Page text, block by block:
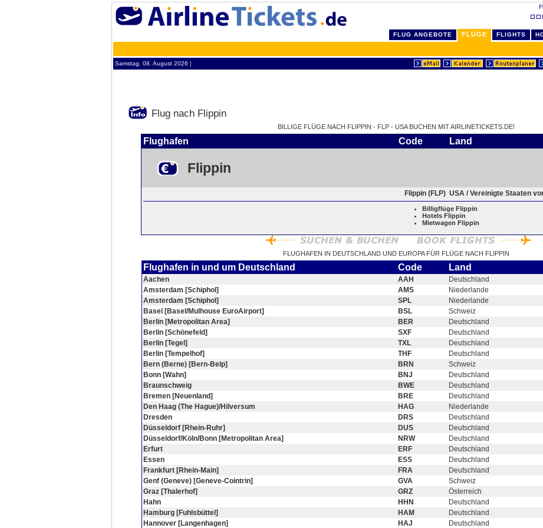
FLUG ANGEBOTE FLÜGE FLIGHTS
Samstag, 08. August 2026 ¦
Flug nach Flippin
BILLIGE FLÜGE NACH FLIPPIN - FLP - USA BUCHEN MIT AIRLINETICKETS.DE!
Flughafen Code Land
Flippin
Flippin (FLP) USA / Vereinigte Staaten
Billigflüge Flippin
Hotels Flippin
Mietwagen Flippin
FLUGHAFEN IN DEUTSCHLAND UND EUROPA FÜR FLÜGE NACH FLIPPIN
Flughafen in und um Deutschland Code Land
Aachen AAH
Deutschland
Amsterdam [Schiphol]
AMS
Niederlande
Amsterdam [Schiphol]
SPL
Niederlande
Basel [Basel/Mulhouse EuroAirport]
BSL
Schweiz
Berlin [Metropolitan Area]
BER
Deutschland
Berlin [Schönefeld]
SXF
Deutschland
Berlin [Tegel]
TXL
Deutschland
Berlin [Tempelhof]
THF
Deutschland
Bern (Berne) [Bern-Belp]
BRN
Schweiz
Bonn [Wahn]
BNJ
Deutschland
Braunschweig
BWE
Deutschland
Bremen [Neuenland]
BRE
Deutschland
Den Haag (The Hague)/Hilversum
HAG
Niederlande
Dresden
DRS
Deutschland
Düsseldorf [Rhein-Ruhr]
DUS
Deutschland
Düsseldorf/Köln/Bonn [Metropolitan Area]
NRW
Deutschland
Erfurt
ERF
Deutschland
Essen
ESS
Deutschland
Frankfurt [Rhein-Main]
FRA
Deutschland
Genf (Geneve) [Geneve-Cointrin]
GVA
Schweiz
Graz [Thalerhof]
GRZ
Österreich
Hahn
HHN
Deutschland
Hamburg [Fuhlsbüttel]
HAM
Deutschland
Hannover [Langenhagen]
HAJ
Deutschland